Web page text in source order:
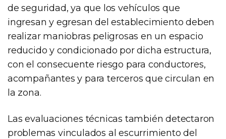
de seguridad, ya que los vehículos que
ingresan y egresan del establecimiento deben
realizar maniobras peligrosas en un espacio
reducido y condicionado por dicha estructura,
con el consecuente riesgo para conductores,
acompañantes y para terceros que circulan en
la zona.
Las evaluaciones técnicas también detectaron
problemas vinculados al escurrimiento del